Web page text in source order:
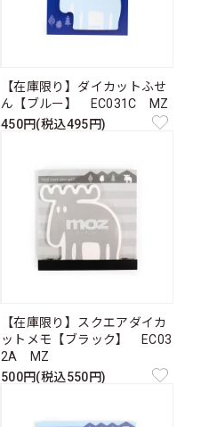
【在庫限り】ダイカットふせ
ん【ブルー】 EC031C MZ
450円(税込495円)
【在庫限り】スクエアダイカ
ットメモ【ブラック】 EC03
2A MZ
500円(税込550円)